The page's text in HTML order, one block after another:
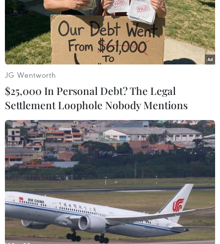
2021 và nước này có thể đạt mục tiêu ổn định FDI.
Ảnh minh họa.(Nguồn:THX/TTXVN)
Theo người phát ngôn Bộ Thương mại Trung
Quốc (MOC) Shu Jueting, thị trường nước này
đang ngày càng trở nên hấp dẫn các nhà đầu tư
nước ngoài, và những kỳ vọng và lòng tin của
JG Wentworth
$25,000 In Personal Debt? The Legal
Settlement Loophole Nobody Mentions